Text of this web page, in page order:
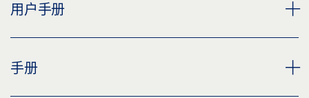
TS 5000 L FOR POWERTURN IS/TS PASSIVE LEAF (DIN
RIGHT)
标签义务: © Nicolas Thome / GEZE GmbH
用户手册
POWERTURN 用户手册
手册